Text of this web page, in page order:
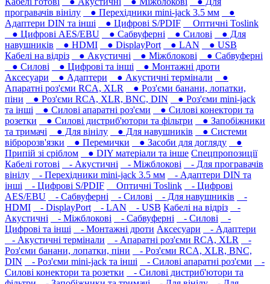
програвачів вінілу
● Перехідники mini-jack 3.5 мм
●
Адаптери DIN та інші
● Цифрові S/PDIF
Оптичні Toslink
● Цифрові AES/EBU
● Сабвуферні ● Силові
● Для
навушників‎
● HDMI ● DisplayPort ● LAN
● USB
Кабелі на відріз
● Акустичні ● Міжблокові
● Сабвуферні
● Силові
● Цифрові та інші
● Монтажні дроти
Аксесуари
● Адаптери ● Акустичні термінали
●
Апаратні роз'єми RCA, XLR
● Роз'єми банани, лопатки,
піни
● Роз'єми RCA, XLR, BNC, DIN
● Роз'єми mini-jack
та інші
● Силові апаратні роз'єми
● Силові конектори та
розетки
● Силові дистриб'ютори та фільтри
● Запобіжники
та тримачі
● Для вінілу ● Для навушників‎
● Системи
вібророзв'язки
● Перемички ● Засоби для догляду
●
Припій зі сріблом
● DIY матеріали та інше Спецпропозиції
Кабелі готові
- Акустичні - Міжблокові
- Для програвачів
вінілу
- Перехідники mini-jack 3.5 мм
- Адаптери DIN та
інші
- Цифрові S/PDIF Оптичні Toslink
- Цифрові
AES/EBU
- Сабвуферні - Силові - Для навушників‎
-
HDMI
- DisplayPort - LAN - USB Кабелі на відріз
-
Акустичні
- Міжблокові - Сабвуферні - Силові
-
Цифрові та інші
- Монтажні дроти Аксесуари
- Адаптери
- Акустичні термінали
- Апаратні роз'єми RCA, XLR
-
Роз'єми банани, лопатки, піни
- Роз'єми RCA, XLR, BNC,
DIN
- Роз'єми mini-jack та інші - Силові апаратні роз'єми
-
Силові конектори та розетки
- Силові дистриб'ютори та